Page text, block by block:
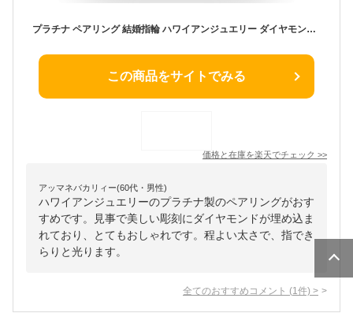
プラチナ ペアリング 結婚指輪 ハワイアンジュエリー ダイヤモンド ブラックダイヤモンド マリッジリング ダイヤ カップル 人気 シンプル 2本セット プレゼント 2個セット 結婚式 記念日 誕生日 ブライダル ウエディング 普段使い
この商品をサイトでみる
価格と在庫を楽天でチェック >>
アッマネバカリィー(60代・男性)
ハワイアンジュエリーのプラチナ製のペアリングがおす
すめです。見事で美しい彫刻にダイヤモンドが埋め込ま
れており、とてもおしゃれです。程よい太さで、指でき
らりと光ります。
全てのおすすめコメント (1 件) >